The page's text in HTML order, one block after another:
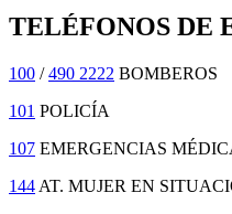
TELÉFONOS DE
100 /490 2222 BOMBEROS
101 POLICÍA
107 EMERGENCIAS
144 AT. MUJER EN